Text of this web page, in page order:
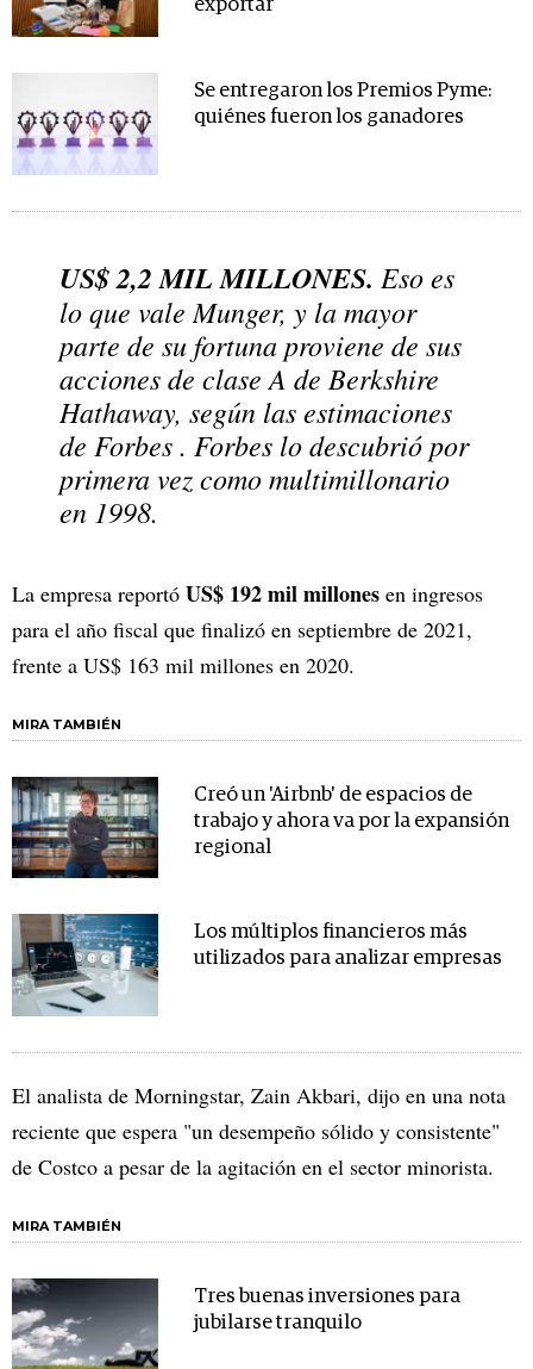
exportar
Se entregaron los Premios Pyme:
quiénes fueron los ganadores
US$ 2,2 MIL MILLONES. Eso es
lo que vale Munger, y la mayor
parte de su fortuna proviene de sus
acciones de clase A de Berkshire
Hathaway, según las estimaciones
de Forbes. Forbes lodescubrió por
primera vez como multimillonario
en 1998.
La empresa reportó US$ 192 mil millones en ingresos
para el año fiscal que finalizó en septiembre de 2021,
frente a US$ 163 mil millones en 2020.
MIRA TAMBIÉN
Creó un 'Airbnb' de espacios de
trabajo y ahora va por la expansión
regional
Los múltiplos financieros más
utilizados para analizar empresas
El analista de Morningstar, Zain Akbari, dijo en una nota
reciente que espera "un desempeño sólido y consistente"
de Costco a pesar de la agitación en el sector minorista.
MIRA TAMBIÉN
Tres buenas inversiones para
jubilarse tranquilo